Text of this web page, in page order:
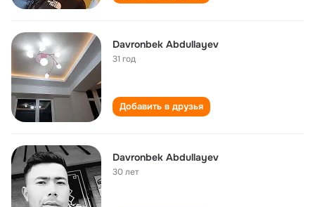
Davronbek Abdullayev
31 год
Добавить в друзья
Davronbek Abdullayev
30 лет